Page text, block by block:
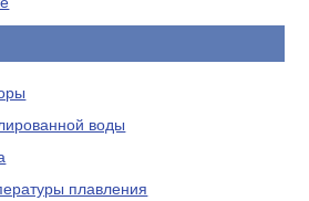
воды
плавления